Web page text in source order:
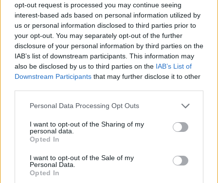
opt-out request is processed you may continue seeing
interest-based ads based on personal information utilized by
us or personal information disclosed to third parties prior to
your opt-out. You may separately opt-out of the further
disclosure of your personal information by third parties on the
IAB’s list of downstream participants. This information may
also be disclosed by us to third parties on the IAB’s List of
Downstream Participants that may further disclose it to other
Please note that this website/app uses one or more Google
not limited to your visit or usage behaviour. You may click to
grant or deny consent to Google and its third-party tags to
use your data for below specified purposes in below Google
consent section.
Personal Data Processing Opt Outs
I want to opt-out of the Sharing of my
personal data.
Opted In
I want to opt-out of the Sale of my
Personal Data.
Opted In
Meccs Center
Leeds United
United